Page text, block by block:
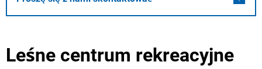
Deutsch
Leśne centrum rekreacyjne